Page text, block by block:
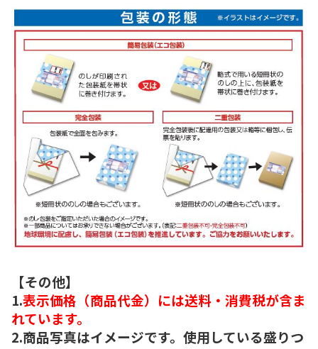
【その他】
1.表示価格（商品代金）には送料・消費税が含ま
れています。
2.商品写真はイメージです。使用している盛りつ